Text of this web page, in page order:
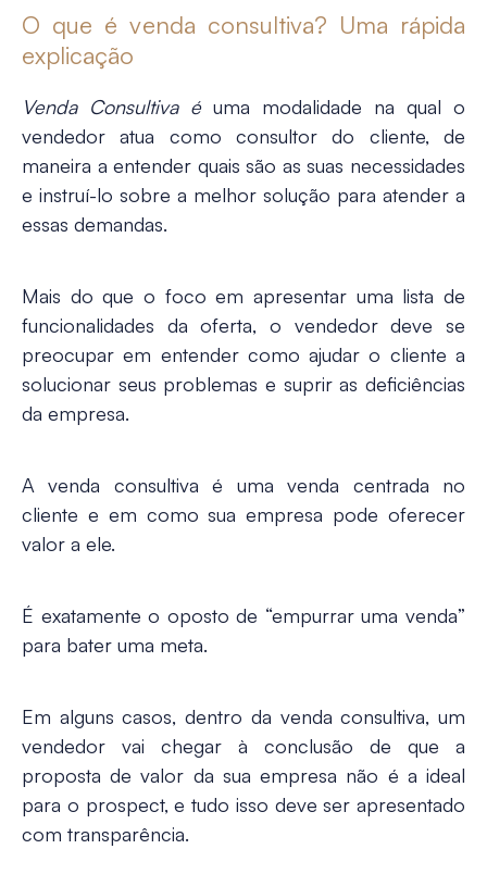
O que é venda consultiva? Uma rápida
explicação
Venda Consultiva éuma modalidade na qual o
vendedor atua como consultor do cliente, de
maneira a entender quais são as suas necessidades
e instruí-lo sobre a melhor solução para atender a
essas demandas.
Mais do que o foco em apresentar uma lista de
funcionalidades da oferta, o vendedor deve se
preocupar em entender comoajudar o cliente a
solucionar seus problemas e suprir as deficiências
da empresa.
A venda consultiva é uma venda centrada no
cliente e em como sua empresa pode oferecer
valor a ele.
É exatamente o oposto de “empurrar uma venda”
para bater uma meta.
Em alguns casos, dentro da venda consultiva, um
vendedor vai chegar à conclusão de que a
proposta de valor da sua empresa não é a ideal
para o prospect, e tudo isso deve ser apresentado
com transparência.